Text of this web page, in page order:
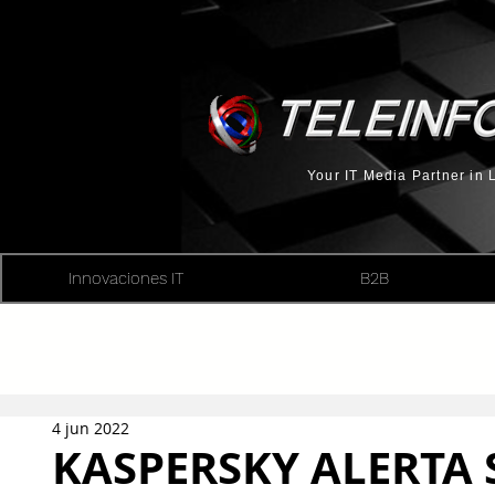
Your IT Media Partner in
Innovaciones IT B2B
KASPERSKY ALERTA
4 jun 2022